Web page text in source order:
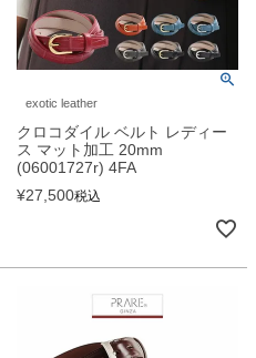
exotic leather
クロコダイル ベルト レディー
ス マット加工 20mm
(06001727r) 4FA
¥27,500税込